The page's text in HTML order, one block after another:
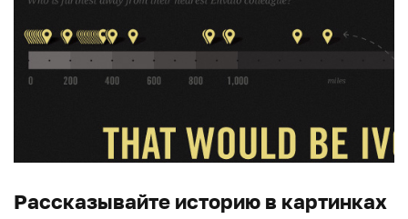
Рассказывайте историю в картинках